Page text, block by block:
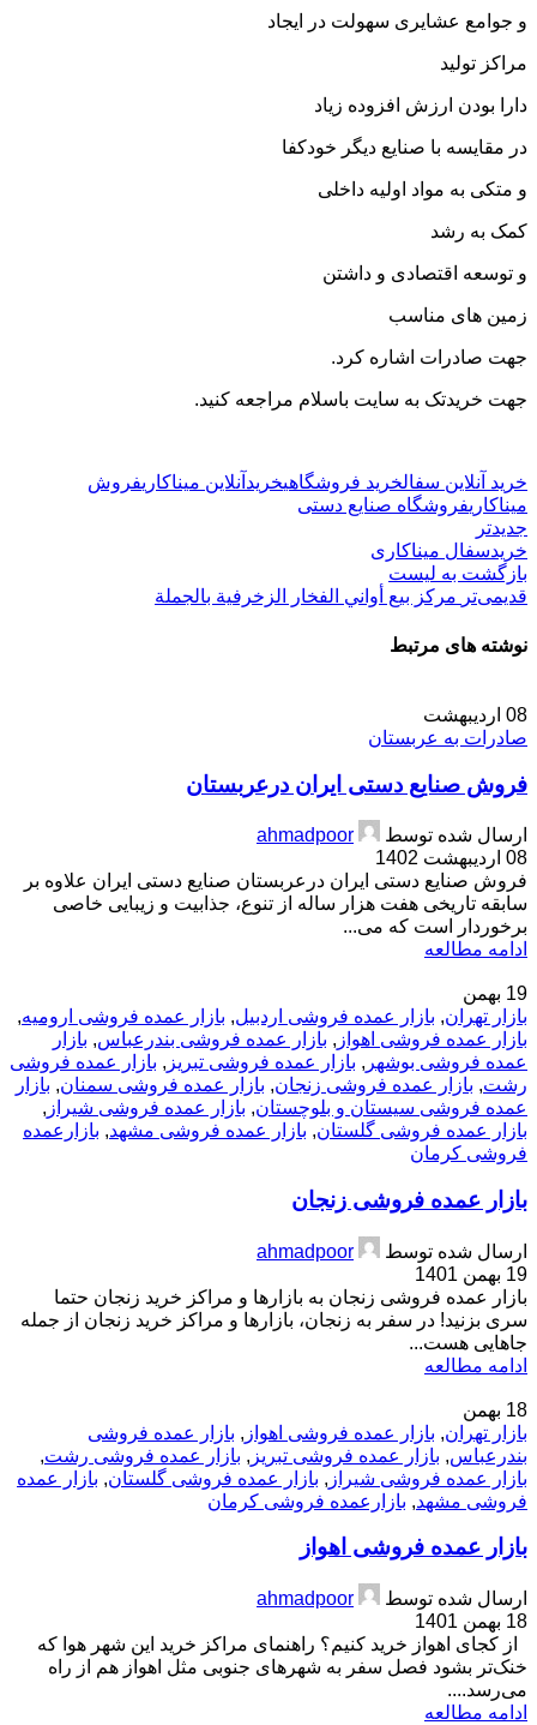
و جوامع عشایری سهولت در ایجاد
مراکز تولید
دارا بودن ارزش افزوده زیاد
در مقایسه با صنایع دیگر خودکفا
و متکی به مواد اولیه داخلی
کمک به رشد
و توسعه اقتصادی و داشتن
زمین های مناسب
جهت صادرات اشاره کرد.
جهت خریدتک به سایت باسلام مراجعه کنید.
خرید آنلاین سفالخرید فروشگاهیخریدآنلاین میناکاریفروش
میناکاریفروشگاه صنایع دستی
جدیدتر
خریدسفال میناکاری
بازگشت بە لیست
قدیمی‌تر مركز بيع أواني الفخار الزخرفية بالجملة
نوشته های مرتبط
08 اردیبهشت
صادرات به عربستان
فروش صنایع دستی ایران درعربستان
ارسال شده توسط
ahmadpoor
08 اردیبهشت 1402
فروش صنایع دستی ایران درعربستان صنایع دستی ایران علاوه بر
سابقه تاریخی هفت هزار ساله از تنوع، جذابیت و زیبایی خاصی
برخوردار است که می‌...
ادامه مطالعه
19 بهمن
بازار تهران, بازار عمده فروشی اردبیل, بازار عمده فروشی ارومیه,
بازار عمده فروشی اهواز , بازار عمده فروشی بندرعباس, بازار
عمده فروشی بوشهر , بازار عمده فروشی تبریز , بازار عمده فروشی
رشت, بازار عمده فروشی زنجان, بازار عمده فروشی سمنان, بازار
عمده فروشی سیستان و بلوچستان, بازار عمده فروشی شیراز ,
بازار عمده فروشی گلستان, بازار عمده فروشی مشهد, بازارعمده
فروشی کرمان
بازار عمده فروشی زنجان
ارسال شده توسط
ahmadpoor
19 بهمن 1401
بازار عمده فروشی زنجان به بازارها و مراکز خرید زنجان حتما
سری بزنید! در سفر به زنجان، بازارها و مراکز خرید زنجان از جمله
جاهایی هست...
ادامه مطالعه
18 بهمن
بازار تهران, بازار عمده فروشی اهواز , بازار عمده فروشی
بندرعباس, بازار عمده فروشی تبریز , بازار عمده فروشی رشت,
بازار عمده فروشی شیراز , بازار عمده فروشی گلستان, بازار عمده
فروشی مشهد, بازارعمده فروشی کرمان
بازار عمده فروشی اهواز
ارسال شده توسط
ahmadpoor
18 بهمن 1401
از کجای اهواز خرید کنیم؟ راهنمای مراکز خرید این شهر هوا که
خنک‌تر بشود فصل سفر به شهرهای جنوبی مثل اهواز هم از راه
می‌رسد....
ادامه مطالعه